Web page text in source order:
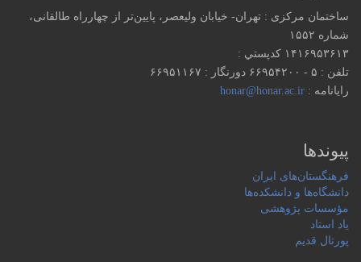
ساختمان مرکزی : تهران- خیابان ولیعصر، پایین‌تر از چهارراه طالقانی،
شماره ۱۵۵۲
۱۴۱۶۹۵۳۶۱۳ كدپستي :
تلفن : ۵ - ۶۶۹۵۴۲۰۰ دورنگار : ۶۶۹۵۱۱۶۷
رایانامه :honar@honar.ac.ir
پیوندها
فرهنگستان‌های ایران
دانشگاه‌ها و دانشکده‌ها
مؤسسات پژوهشی
یاد استاد
پورتال قدیم